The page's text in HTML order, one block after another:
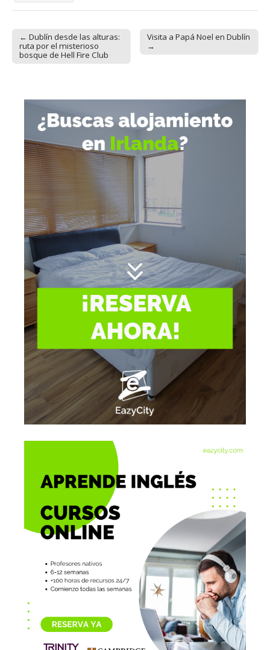
Post navigation
← Dublín desde las alturas:
ruta por el misterioso
bosque de Hell Fire Club
Visita a Papá Noel en Dublín
→